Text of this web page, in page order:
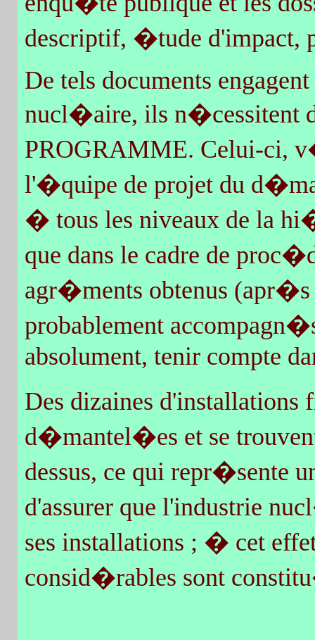
descriptif, �tude d'impact,
De tels documents
nucl�aire, ils n�cessitent
PROGRAMME. Celui-ci,
l'�quipe de projet du
� tous les niveaux de la
que dans le cadre de
agr�ments obtenus
probablement
absolument, tenir compte
Des dizaines
d�mantel�es et se
dessus, ce qui repr�sente
d'assurer que l'industrie
ses installations ; � cet
consid�rables sont